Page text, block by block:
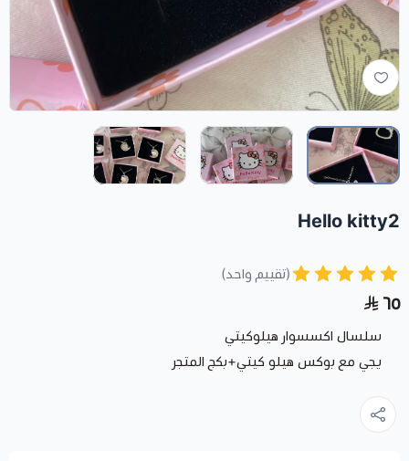
Hello kitty2
(تقييم واحد)
٦٥
سلسال اكسسوار هيلوكيتي
يجي مع بوكس هيلو كيتي+بكج المتجر